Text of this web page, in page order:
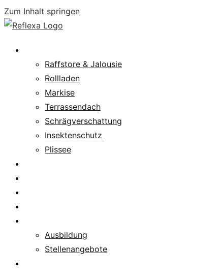
Zum Inhalt springen
Raffstore & Jalousie
Rollladen
Markise
Terrassendach
Schrägverschattung
Insektenschutz
Plissee
Ausbildung
Stellenangebote